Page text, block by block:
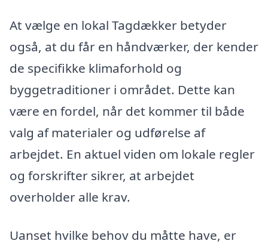
At vælge en lokal Tagdækker betyder
også, at du får en håndværker, der kender
de specifikke klimaforhold og
byggetraditioner i området. Dette kan
være en fordel, når det kommer til både
valg af materialer og udførelse af
arbejdet. En aktuel viden om lokale regler
og forskrifter sikrer, at arbejdet
overholder alle krav.
Uanset hvilke behov du måtte have, er